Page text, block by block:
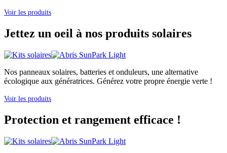
Voir les produits
Jettez un oeil à nos produits solaires
Nos panneaux solaires, batteries et onduleurs, une alternative
écologique aux génératrices. Générez votre propre énergie verte !
Voir les produits
Protection et rangement efficace !